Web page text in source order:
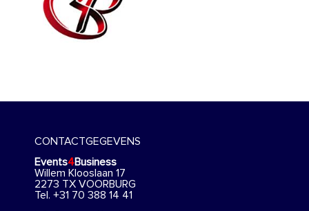
CONTACTGEGEVENS
Events4Business
Willem Klooslaan 17
2273 TX VOORBURG
Tel. +31 70 388 14 41